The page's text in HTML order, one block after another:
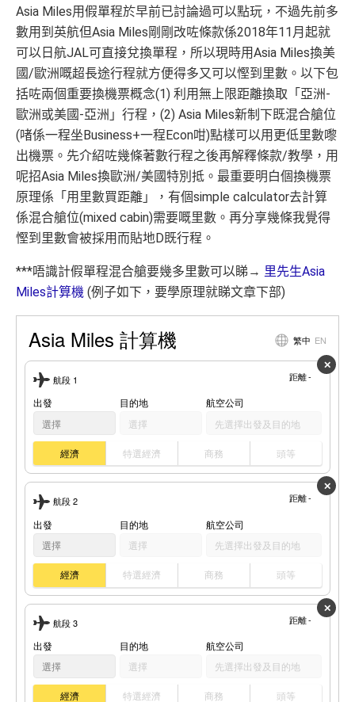
Asia Miles用假單程於早前已討論過可以點玩，不過先前多
數用到英航但Asia Miles剛剛改咗條款係2018年11月起就
可以日航JAL可直接兌換單程，所以現時用Asia Miles換美
國/歐洲嘅超長途行程就方便得多又可以慳到里數。以下包
括咗兩個重要換機票概念(1) 利用無上限距離換取「亞洲-
歐洲或美國-亞洲」行程，(2) Asia Miles新制下既混合艙位
(啫係一程坐Business+一程Econ咁)點樣可以用更低里數嚟
出機票。先介紹咗幾條著數行程之後再解釋條款/教學，用
呢招Asia Miles換歐洲/美國特別抵。最重要明白個換機票
原理係「用里數買距離」，有個simple calculator去計算
係混合艙位(mixed cabin)需要嘅里數。再分享幾條我覺得
慳到里數會被採用而貼地D既行程。
***唔識計假單程混合艙要幾多里數可以睇→ 里先生Asia
Miles計算機 (例子如下，要學原理就睇文章下部)